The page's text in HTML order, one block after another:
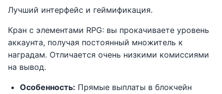
Лучший интерфейс и геймификация.
Кран с элементами RPG: вы прокачиваете уровень
аккаунта, получая постоянный множитель к
наградам. Отличается очень низкими комиссиями
на вывод.
Особенность: Прямые выплаты в блокчейн